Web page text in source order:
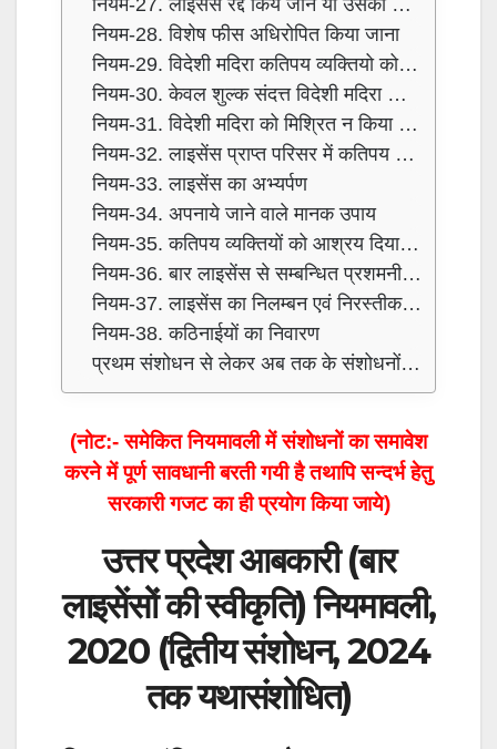
नियम-27. लाइसेंस रद्द किये जाने या उसका नवीकरण न किये जाने या उसका अभ्यर्पण किये जाने पर स्टाक का निस्तारण
नियम-28. विशेष फीस अधिरोपित किया जाना
नियम-29. विदेशी मदिरा कतिपय व्यक्तियो को प्रदत्त या बिक्रीत नहीं की जायेगी
नियम-30. केवल शुल्क संदत्त विदेशी मदिरा का बिक्रय
नियम-31. विदेशी मदिरा को मिश्रित न किया जाना
नियम-32. लाइसेंस प्राप्त परिसर में कतिपय कृत्यों को प्रतिषिद्ध किया जाना
नियम-33. लाइसेंस का अभ्यर्पण
नियम-34. अपनाये जाने वाले मानक उपाय
नियम-35. कतिपय व्यक्तियों को आश्रय दिया जाना प्रतिषिद्ध है
नियम-36. बार लाइसेंस से सम्बन्धित प्रशमनीय उल्लंघनों के मामले में नीचे यथा निर्धारित न्यूनतम प्रशमन फीस अधिरोपित किया जायेगा
नियम-37. लाइसेंस का निलम्बन एवं निरस्तीकरण
नियम-38. कठिनाईयों का निवारण
प्रथम संशोधन से लेकर अब तक के संशोधनों की सम्‍पूर्ण सूची
(नोट:- समेकित नियमावली में संशोधनों का समावेश
करने में पूर्ण सावधानी बरती गयी है तथापि सन्दर्भ हेतु
सरकारी गजट का ही प्रयोग किया जाये)
उत्तर प्रदेश आबकारी (बार
लाइसेंसों की स्वीकृति) नियमावली,
2020 (द्वितीय संशोधन, 2024
तक यथासंशोधित)